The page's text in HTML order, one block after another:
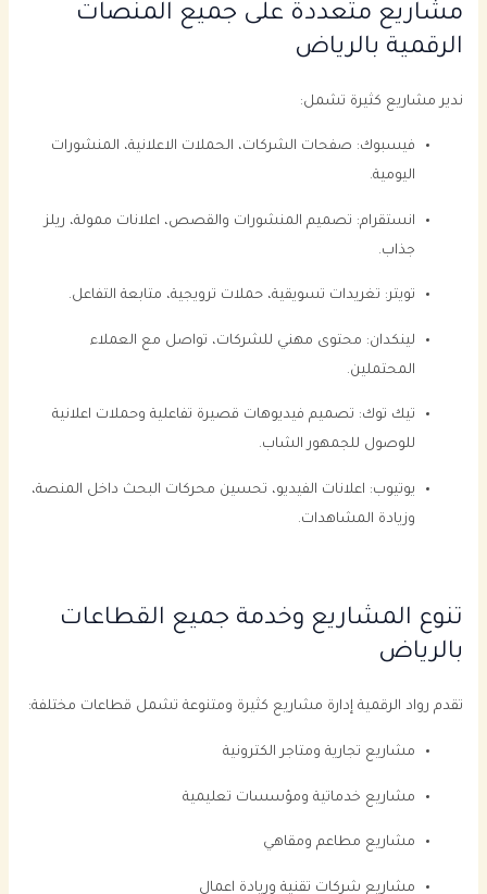
مشاريع متعددة على جميع المنصات
الرقمية بالرياض
ندير مشاريع كثيرة تشمل:
فيسبوك: صفحات الشركات، الحملات الاعلانية، المنشورات
اليومية.
انستقرام: تصميم المنشورات والقصص، اعلانات ممولة، ريلز
جذاب.
تويتر: تغريدات تسويقية، حملات ترويجية، متابعة التفاعل.
لينكدان: محتوى مهني للشركات، تواصل مع العملاء
المحتملين.
تيك توك: تصميم فيديوهات قصيرة تفاعلية وحملات اعلانية
للوصول للجمهور الشاب.
يوتيوب: اعلانات الفيديو، تحسين محركات البحث داخل المنصة،
وزيادة المشاهدات.
تنوع المشاريع وخدمة جميع القطاعات
بالرياض
تقدم رواد الرقمية إدارة مشاريع كثيرة ومتنوعة تشمل قطاعات مختلفة:
مشاريع تجارية ومتاجر الكترونية
مشاريع خدماتية ومؤسسات تعليمية
مشاريع مطاعم ومقاهي
مشاريع شركات تقنية وريادة اعمال